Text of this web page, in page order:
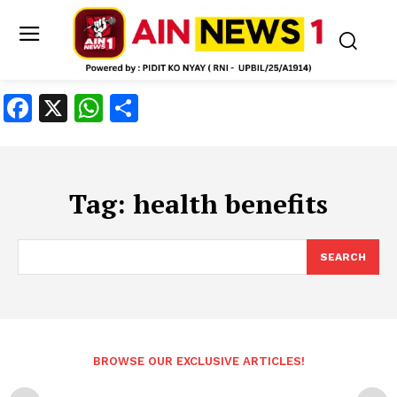
Facebook
X WhatsApp
Tag: health benefits
SEARCH
BROWSE OUR EXCLUSIVE ARTICLES!